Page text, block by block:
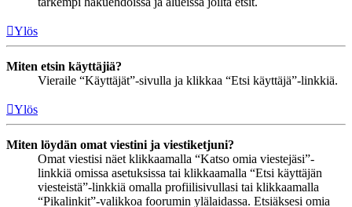
Ylös
Miten etsin käyttäjiä?
Vieraile “Käyttäjät”-sivulla ja klikkaa “Etsi käyttäjä”-linkkiä.
Ylös
Miten löydän omat viestini ja viestiketjuni?
Omat viestisi näet klikkaamalla “Katso omia viestejäsi”-
linkkiä omissa asetuksissa tai klikkaamalla “Etsi käyttäjän
viesteistä”-linkkiä omalla profiilisivullasi tai klikkaamalla
“Pikalinkit”-valikkoa foorumin ylälaidassa. Etsiäksesi omia